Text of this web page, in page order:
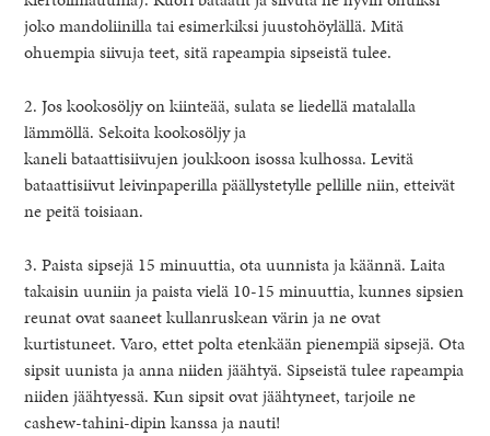
joko mandoliinilla tai esimerkiksi juustohöylällä. Mitä
ohuempia siivuja teet, sitä rapeampia sipseistä tulee.
2. Jos kookosöljy on kiinteää, sulata se liedellä matalalla
lämmöllä. Sekoita kookosöljy ja
kaneli bataattisiivujen joukkoon isossa kulhossa. Levitä
bataattisiivut leivinpaperilla päällystetylle pellille niin, etteivät
ne peitä toisiaan.
3. Paista sipsejä 15 minuuttia, ota uunnista ja käännä. Laita
takaisin uuniin ja paista vielä 10-15 minuuttia, kunnes sipsien
reunat ovat saaneet kullanruskean värin ja ne ovat
kurtistuneet. Varo, ettet polta etenkään pienempiä sipsejä. Ota
sipsit uunista ja anna niiden jäähtyä. Sipseistä tulee rapeampia
niiden jäähtyessä. Kun sipsit ovat jäähtyneet, tarjoile ne
cashew-tahini-dipin kanssa ja nauti!